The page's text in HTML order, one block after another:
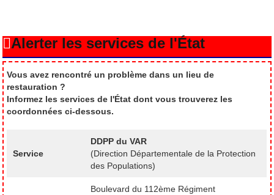
Alerter les services de l'État
Vous avez rencontré un problème dans un lieu de
restauration ?
Informez les services de l'État dont vous trouverez les
coordonnées ci-dessous.
Service
DDPP du VAR
(Direction Départementale de la Protection
des Populations)
Boulevard du 112ème Régiment